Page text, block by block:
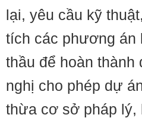
lại, yêu cầu kỹ
tích các phương án
thầu để hoàn thành
nghị cho phép dự
thừa cơ sở pháp lý,